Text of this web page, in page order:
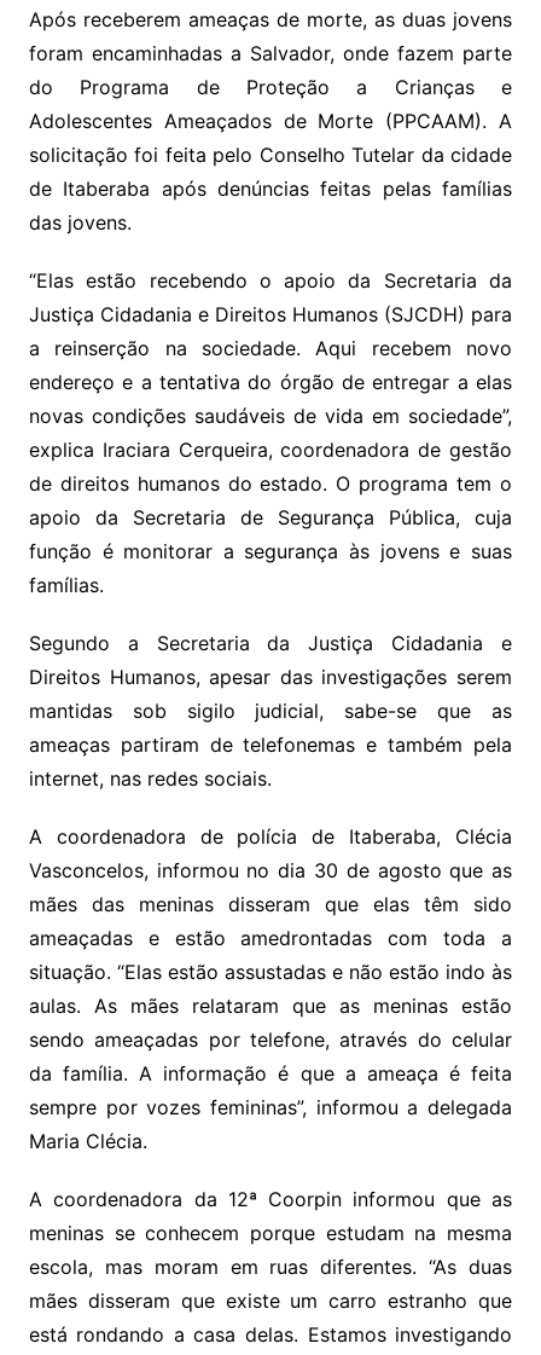
Após receberem ameaças de morte, as duas jovens
foram encaminhadas a Salvador, onde fazem parte
do Programa de Proteção a Crianças e
Adolescentes Ameaçados de Morte (PPCAAM). A
solicitação foi feita pelo Conselho Tutelar da cidade
de Itaberaba após denúncias feitas pelas famílias
das jovens.
“Elas estão recebendo o apoio da Secretaria da
Justiça Cidadania e Direitos Humanos (SJCDH) para
a reinserção na sociedade. Aqui recebem novo
endereço e a tentativa do órgão de entregar a elas
novas condições saudáveis de vida em sociedade”,
explica Iraciara Cerqueira, coordenadora de gestão
de direitos humanos do estado. O programa tem o
apoio da Secretaria de Segurança Pública, cuja
função é monitorar a segurança às jovens e suas
famílias.
Segundo a Secretaria da Justiça Cidadania e
Direitos Humanos, apesar das investigações serem
mantidas sob sigilo judicial, sabe-se que as
ameaças partiram de telefonemas e também pela
internet, nas redes sociais.
A coordenadora de polícia de Itaberaba, Clécia
Vasconcelos, informou no dia 30 de agosto que as
mães das meninas disseram que elas têm sido
ameaçadas e estão amedrontadas com toda a
situação. “Elas estão assustadas e não estão indo às
aulas. As mães relataram que as meninas estão
sendo ameaçadas por telefone, através do celular
da família. A informação é que a ameaça é feita
sempre por vozes femininas”, informou a delegada
Maria Clécia.
A coordenadora da 12ª Coorpin informou que as
meninas se conhecem porque estudam na mesma
escola, mas moram em ruas diferentes. “As duas
mães disseram que existe um carro estranho que
está rondando a casa delas. Estamos investigando